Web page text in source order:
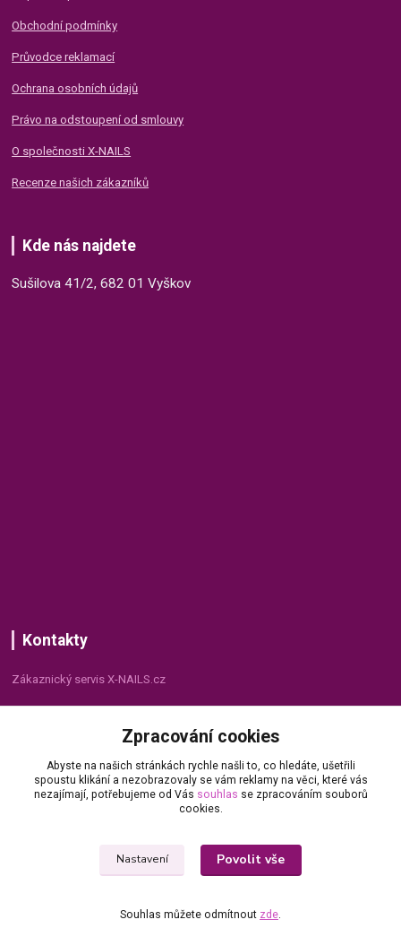
Obchodní podmínky
Průvodce reklamací
Ochrana osobních údajů
Právo na odstoupení od smlouvy
O společnosti X-NAILS
Recenze našich zákazníků
Kde nás najdete
Sušilova 41/2, 682 01 Vyškov
Kontakty
Zákaznický servis X-NAILS.cz
+420 735 055 075
info@x-nails.cz
© Copyright 2026 X-NAILS.CZ
Zpracování cookies
Abyste na našich stránkách rychle našli to, co hledáte, ušetřili
spoustu klikání a nezobrazovaly se vám reklamy na věci, které vás
nezajímají, potřebujeme od Vás souhlas se zpracováním souborů
cookies.
Nastavení Povolit vše
Souhlas můžete odmítnout zde.